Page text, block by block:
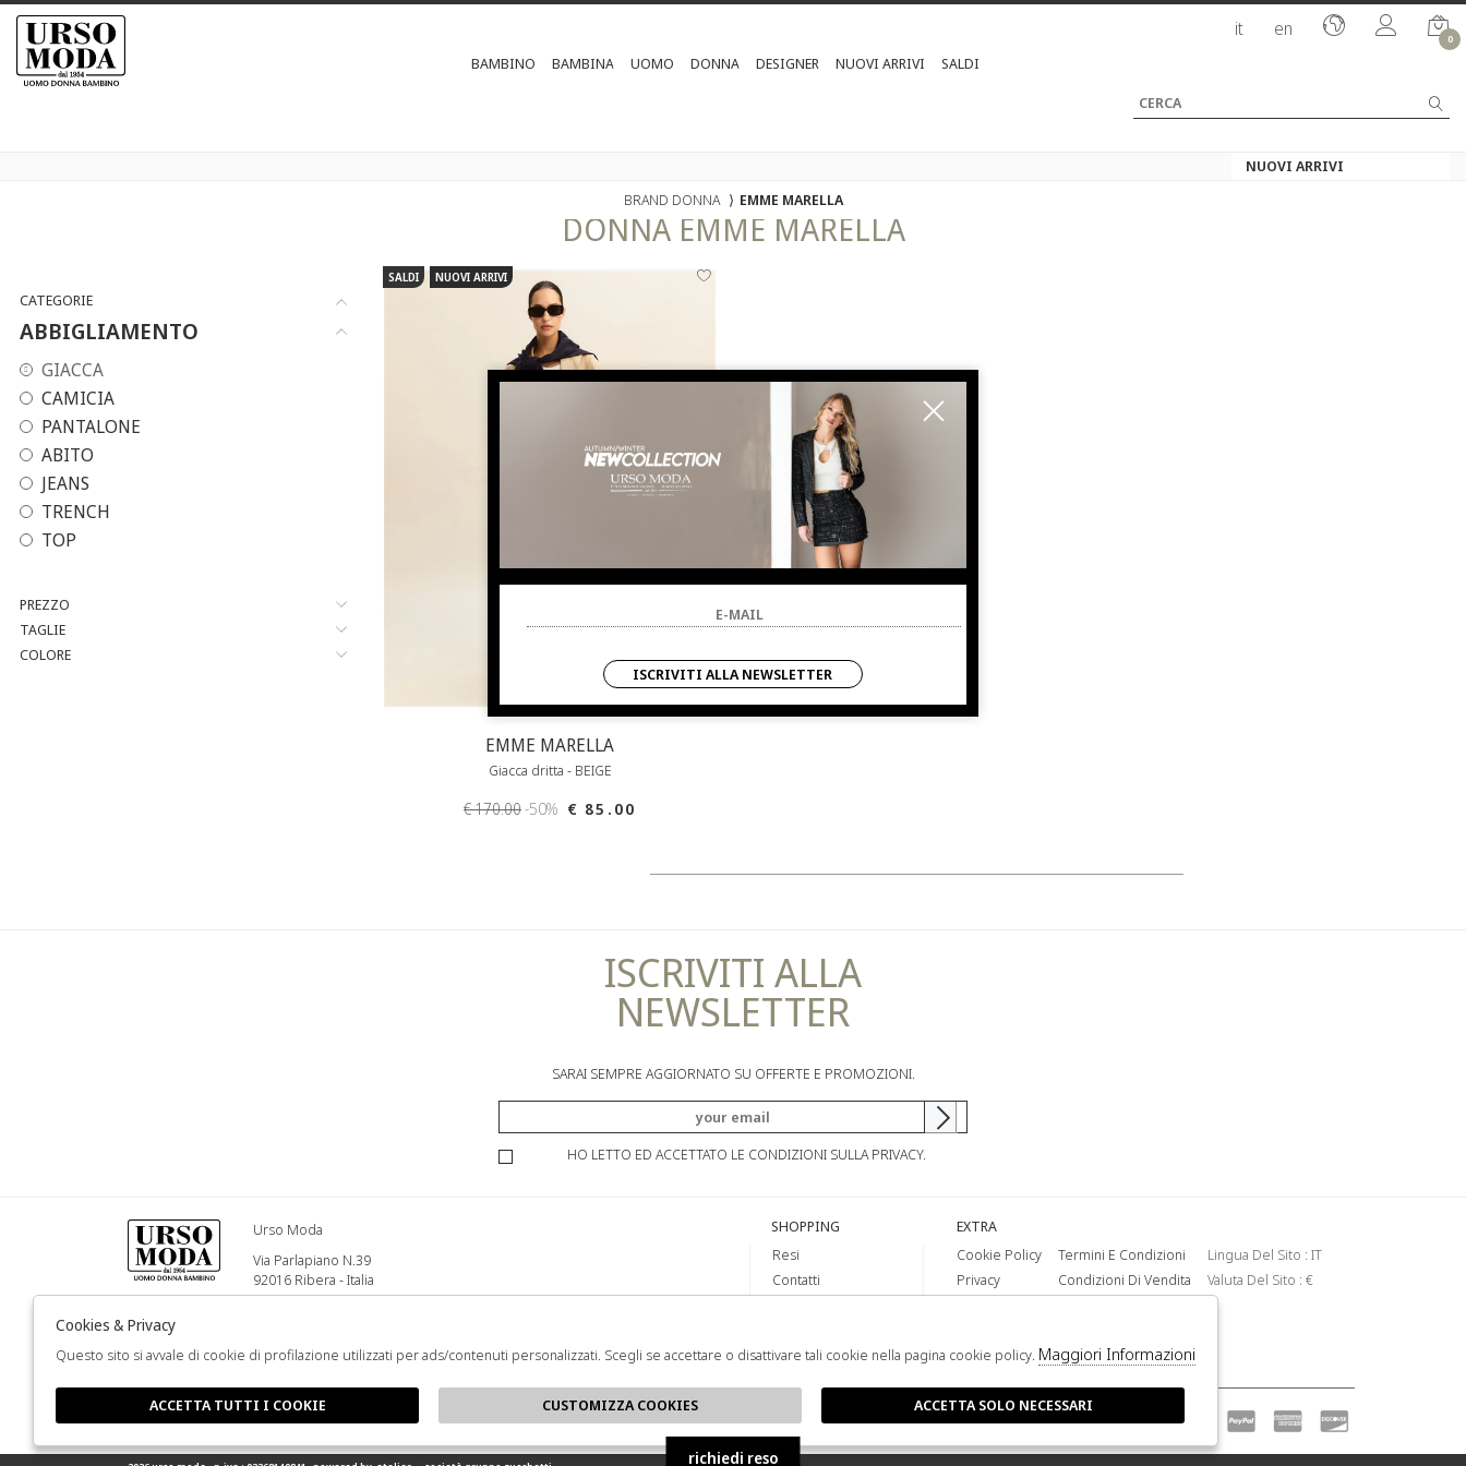
it en 0
BAMBINO BAMBINA UOMO DONNA DESIGNER NUOVI ARRIVI SALDI
BRAND DONNA ⟩ EMME MARELLA
DONNAEMME MARELLA
CATEGORIE
ABBIGLIAMENTO
GIACCA
CAMICIA
PANTALONE
ABITO
JEANS
TRENCH
TOP
PREZZO
TAGLIE
COLORE
SALDI NUOVI ARRIVI
EMME MARELLA
Giacca dritta - BEIGE
€ 170.00-50% € 85.00
ISCRIVITI ALLA
NEWSLETTER
SARAI SEMPRE AGGIORNATO SU OFFERTE E PROMOZIONI.
HO LETTO ED ACCETTATO LE CONDIZIONI SULLA PRIVACY.
Urso Moda
Via Parlapiano N.39
92016 Ribera - Italia
SHOPPING
Resi
Contatti
EXTRA
Cookie Policy
Privacy
Termini E Condizioni
Condizioni Di Vendita
Lingua Del Sito : IT
Valuta Del Sito : €
FOLLOW US
ISCRIVITI ALLA NEWSLETTER
richiedi reso
Cookies & Privacy
Questo sito si avvale di cookie di profilazione utilizzati per ads/contenuti personalizzati. Scegli se accettare o disattivare tali cookie nella pagina cookie policy. Maggiori Informazioni
ACCETTA TUTTI I COOKIE CUSTOMIZZA COOKIES ACCETTA SOLO NECESSARI